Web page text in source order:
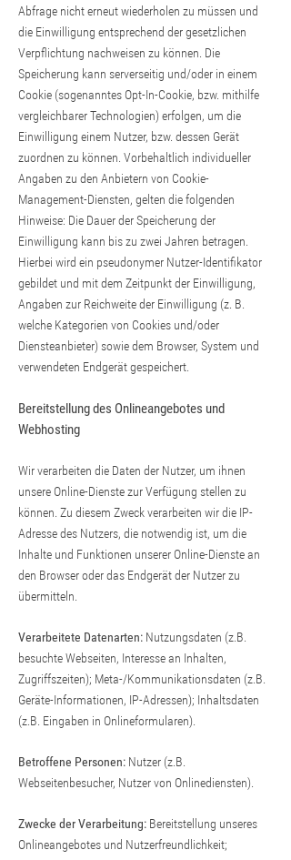
Abfrage nicht erneut wiederholen zu müssen und
die Einwilligung entsprechend der gesetzlichen
Verpflichtung nachweisen zu können. Die
Speicherung kann serverseitig und/oder in einem
Cookie (sogenanntes Opt-In-Cookie, bzw. mithilfe
vergleichbarer Technologien) erfolgen, um die
Einwilligung einem Nutzer, bzw. dessen Gerät
zuordnen zu können. Vorbehaltlich individueller
Angaben zu den Anbietern von Cookie-
Management-Diensten, gelten die folgenden
Hinweise: Die Dauer der Speicherung der
Einwilligung kann bis zu zwei Jahren betragen.
Hierbei wird ein pseudonymer Nutzer-Identifikator
gebildet und mit dem Zeitpunkt der Einwilligung,
Angaben zur Reichweite der Einwilligung (z. B.
welche Kategorien von Cookies und/oder
Diensteanbieter) sowie dem Browser, System und
verwendeten Endgerät gespeichert.
Bereitstellung des Onlineangebotes und
Webhosting
Wir verarbeiten die Daten der Nutzer, um ihnen
unsere Online-Dienste zur Verfügung stellen zu
können. Zu diesem Zweck verarbeiten wir die IP-
Adresse des Nutzers, die notwendig ist, um die
Inhalte und Funktionen unserer Online-Dienste an
den Browser oder das Endgerät der Nutzer zu
übermitteln.
Verarbeitete Datenarten: Nutzungsdaten (z.B.
besuchte Webseiten, Interesse an Inhalten,
Zugriffszeiten); Meta-/Kommunikationsdaten (z.B.
Geräte-Informationen, IP-Adressen); Inhaltsdaten
(z.B. Eingaben in Onlineformularen).
Betroffene Personen: Nutzer (z.B.
Webseitenbesucher, Nutzer von Onlinediensten).
Zwecke der Verarbeitung: Bereitstellung unseres
Onlineangebotes und Nutzerfreundlichkeit;